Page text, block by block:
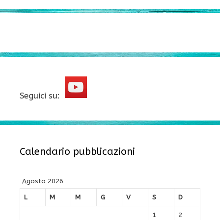
Seguici su:
Calendario pubblicazioni
Agosto 2026
L
M M G V S D
1 2